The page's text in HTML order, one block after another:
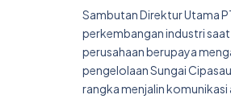
Sambutan Direktur Utama
perkembangan industri saat
perusahaan berupaya
pengelolaan Sungai
rangka menjalin